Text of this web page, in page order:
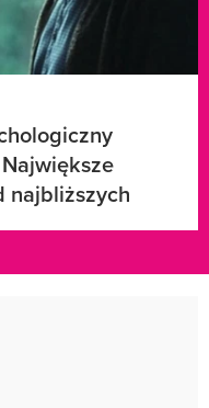
najbliższych